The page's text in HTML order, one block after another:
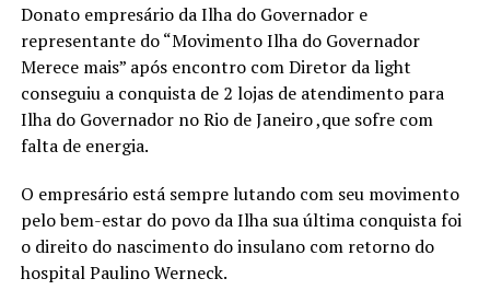
Visão Estratégica, Ousadia Calculada e Operação
Consistente. Juntos, esses pilares funcionam como um
guia para profissionais que buscam direcionamento e
protagonismo em um mercado cada vez mais dinâmico e
competitivo.
profissional que não apenas traga sucesso, mas que
também gere liberdade para tomar decisões alinhadas
aos próprios valores e, acima de tudo, uma valorização
real, que vai além do salário ou do título no cartão de
Donato empresário da Ilha do Governador e
representante do “Movimento Ilha do Governador
Merece mais” após encontro com Diretor da light
conseguiu a conquista de 2 lojas de atendimento para
Ilha do Governador no Rio de Janeiro ,que sofre com
falta de energia.
O empresário está sempre lutando com seu movimento
pelo bem-estar do povo da Ilha sua última conquista foi
o direito do nascimento do insulano com retorno do
hospital Paulino Werneck.